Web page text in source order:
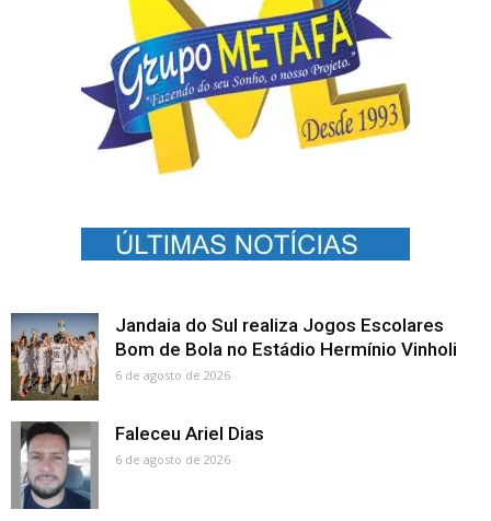
Jandaia do Sul realiza Jogos Escolares
Bom de Bola no Estádio Hermínio Vinholi
6 de agosto de 2026
Faleceu Ariel Dias
6 de agosto de 2026